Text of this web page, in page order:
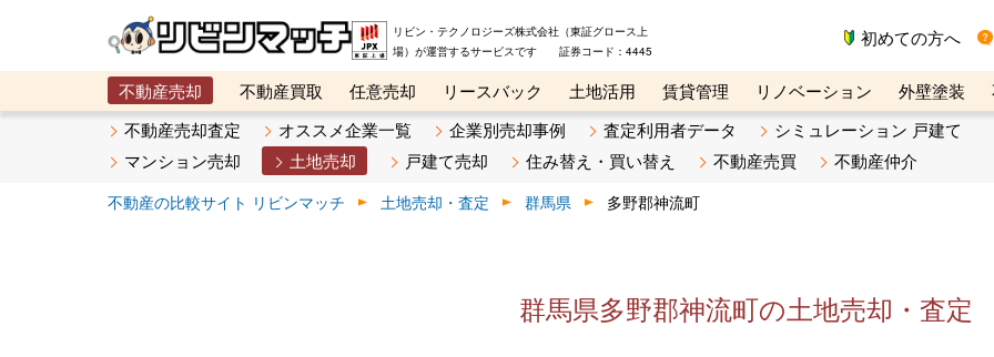
リビン・テクノロジーズ株式会社（東証グロース上
場）が運営するサービスです 証券コード：4445
初めての方へ
不動産売却 不動産買取 任意売却 リースバック 土地活用 賃貸管理 リノベーション 外壁塗装
メタ住宅展示場
ベスト不動産カンパニー オンライン講座 リビンマガジンBiz 不動産売却ご相談デスク
不動産売却査定 オススメ企業一覧 企業別売却事例 査定利用者データ
シミュレーション 戸建て
マンション売却
土地売却 戸建て売却 住み替え・買い替え 不動産売買 不動産仲介
不動産の比較サイト リビンマッチ 土地売却・査定 群馬県 多野郡神流町
群馬県多野郡神流町の土地売却・査定